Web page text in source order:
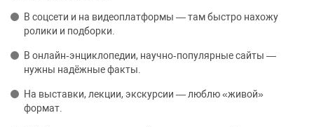
В соцсети и на видеоплатформы — там быстро нахожу
ролики и подборки.
В онлайн‑энциклопедии, научно‑популярные сайты —
нужны надёжные факты.
На выставки, лекции, экскурсии — люблю «живой»
формат.